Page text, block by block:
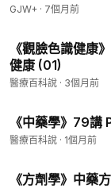
GJW+ · 7個月前
《觀臉色識健康
健康 (01)
醫療百科說 · 3個月前
《中藥學》79講
醫療百科說 · 1個月前
《方劑學》中藥